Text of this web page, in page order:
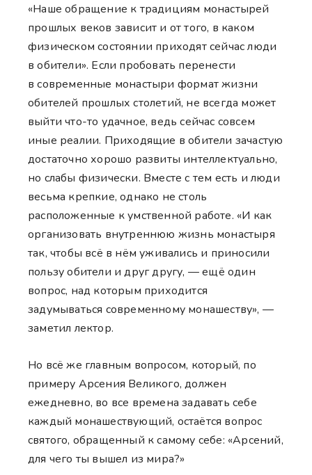
«Наше обращение к традициям монастырей
прошлых веков зависит и от того, в каком
физическом состоянии приходят сейчас люди
в обители». Если пробовать перенести
в современные монастыри формат жизни
обителей прошлых столетий, не всегда может
выйти что-то удачное, ведь сейчас совсем
иные реалии. Приходящие в обители зачастую
достаточно хорошо развиты интеллектуально,
но слабы физически. Вместе с тем есть и люди
весьма крепкие, однако не столь
расположенные к умственной работе. «И как
организовать внутреннюю жизнь монастыря
так, чтобы всё в нём уживались и приносили
пользу обители и друг другу, — ещё один
вопрос, над которым приходится
задумываться современному монашеству», —
заметил лектор.
Но всё же главным вопросом, который, по
примеру Арсения Великого, должен
ежедневно, во все времена задавать себе
каждый монашествующий, остаётся вопрос
святого, обращенный к самому себе: «Арсений,
для чего ты вышел из мира?»